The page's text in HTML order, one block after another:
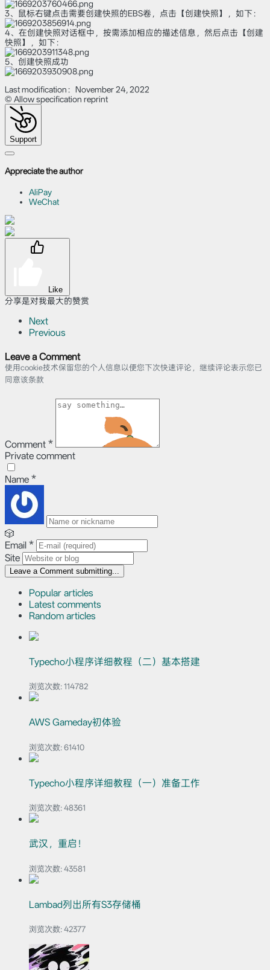
3、鼠标右键点击需要创建快照的EBS卷，点击【创建快照】，如下：
4、在创建快照对话框中，按需添加相应的描述信息，然后点击【创建
快照】，如下：
5、创建快照成功
Last modification：November 24, 2022
© Allow specification reprint
Support
Appreciate the author
AliPay
WeChat
Like
分享是对我最大的赞赏
Next
Previous
Leave a Comment
使用cookie技术保留您的个人信息以便您下次快速评论，继续评论表示您已
同意该条款
Comment *
Private comment
Name *
🎲
Email *
Site
Leave a Comment submitting...
Popular articles
Latest comments
Random articles
Typecho小程序详细教程（二）基本搭建
浏览次数: 114782
AWS Gameday初体验
浏览次数: 61410
Typecho小程序详细教程（一）准备工作
浏览次数: 48361
武汉，重启！
浏览次数: 43581
Lambad列出所有S3存储桶
浏览次数: 42377